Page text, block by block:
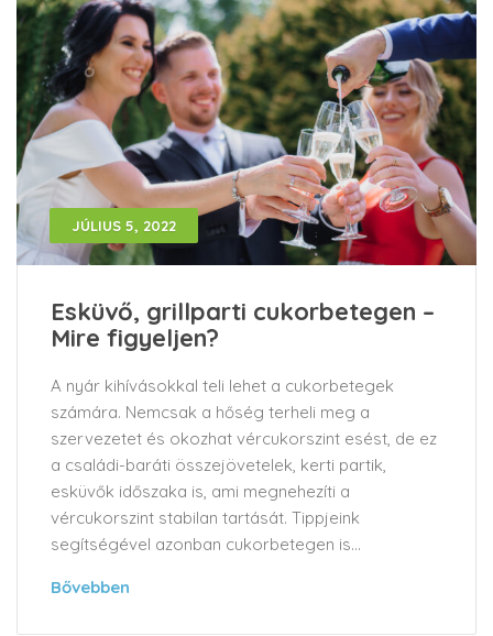
JÚLIUS 5, 2022
Esküvő, grillparti cukorbetegen –
Mire figyeljen?
A nyár kihívásokkal teli lehet a cukorbetegek
számára. Nemcsak a hőség terheli meg a
szervezetet és okozhat vércukorszint esést, de ez
a családi-baráti összejövetelek, kerti partik,
esküvők időszaka is, ami megnehezíti a
vércukorszint stabilan tartását. Tippjeink
segítségével azonban cukorbetegen is...
Bővebben